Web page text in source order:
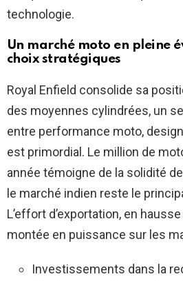
technologie.
Un marché moto en pleine
choix stratégiques
Royal Enfield consolide sa
des moyennes cylindrées, un
entre performance moto,
est primordial. Le million de
année témoigne de la solidité
le marché indien reste le
L’effort d’exportation, en
montée en puissance sur les
Investissements dans la